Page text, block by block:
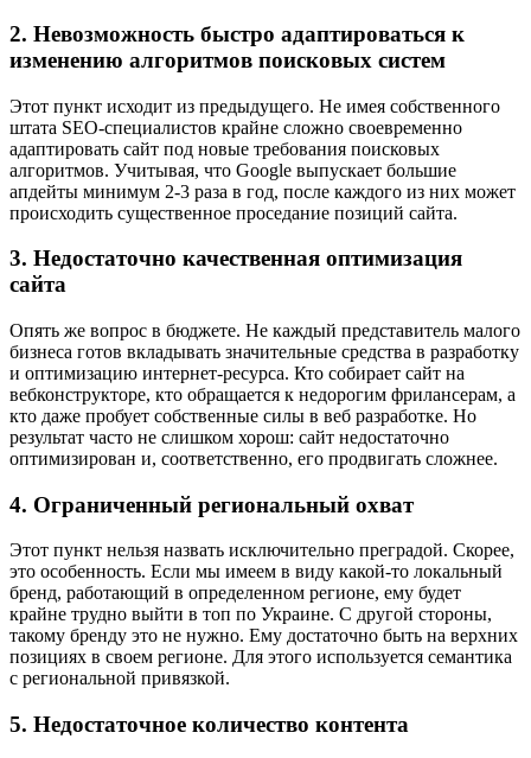
2. Невозможность быстро адаптироваться к
изменению алгоритмов поисковых систем
Этот пункт исходит из предыдущего. Не имея собственного
штата SEO-специалистов крайне сложно своевременно
адаптировать сайт под новые требования поисковых
алгоритмов. Учитывая, что Google выпускает большие
апдейты минимум 2-3 раза в год, после каждого из них может
происходить существенное проседание позиций сайта.
3. Недостаточно качественная оптимизация
сайта
Опять же вопрос в бюджете. Не каждый представитель малого
бизнеса готов вкладывать значительные средства в разработку
и оптимизацию интернет-ресурса. Кто собирает сайт на
вебконструкторе, кто обращается к недорогим фрилансерам, а
кто даже пробует собственные силы в веб разработке. Но
результат часто не слишком хорош: сайт недостаточно
оптимизирован и, соответственно, его продвигать сложнее.
4. Ограниченный региональный охват
Этот пункт нельзя назвать исключительно преградой. Скорее,
это особенность. Если мы имеем в виду какой-то локальный
бренд, работающий в определенном регионе, ему будет
крайне трудно выйти в топ по Украине. С другой стороны,
такому бренду это не нужно. Ему достаточно быть на верхних
позициях в своем регионе. Для этого используется семантика
с региональной привязкой.
5. Недостаточное количество контента